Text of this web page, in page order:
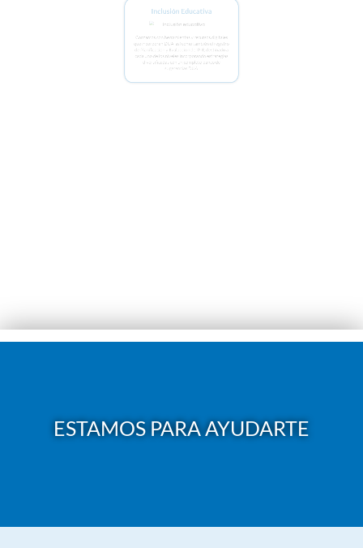
Contamos con herramientas y recursos digitales
que incorporan DUA, así como también el registro
de Planificación y Evaluación del PIE, destinado a
cada uno de los niveles incorporando estrategias
ESTAMOS PARA AYUDARTE